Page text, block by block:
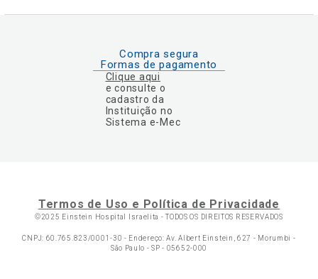
Compra segura
Formas de pagamento
Clique aqui
e consulte o
cadastro da
Instituição no
Sistema e-Mec
Termos de Uso e Política de Privacidade
©2025 Einstein Hospital Israelita -TODOS OS DIREITOS RESERVADOS
CNPJ: 60.765.823/0001-30 - Endereço: Av. Albert Einstein, 627 - Morumbi -
São Paulo - SP - 05652-000